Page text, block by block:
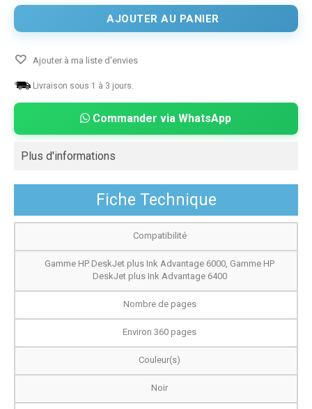
AJOUTER AU PANIER
Ajouter à ma liste d'envies
Livraison sous 1 à 3 jours.
Commander via WhatsApp
Plus d'informations
Fiche Technique
Compatibilité
Gamme HP DeskJet plus Ink Advantage 6000, Gamme HP
DeskJet plus Ink Advantage 6400
Nombre de pages
Environ 360 pages
Couleur(s)
Noir